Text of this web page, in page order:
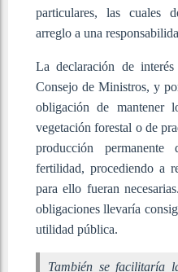
particulares, las cuales
arreglo a una
La declaración de
Consejo de Ministros, y
obligación de mantener
vegetación forestal o de
producción
fertilidad, procediendo a
para ello fueran
obligaciones llevaría
utilidad pública.
También se facilitaría